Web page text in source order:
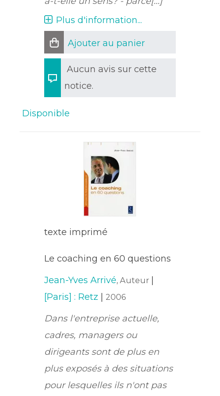
Plus d'information...
Ajouter au panier
Aucun avis sur cette
notice.
Disponible
texte imprimé
Le coaching en 60 questions
Jean-Yves Arrivé, Auteur
[Paris] : Retz
2006
Dans l'entreprise actuelle,
cadres, managers ou
dirigeants sont de plus en
plus exposés à des situations
pour lesquelles ils n'ont pas